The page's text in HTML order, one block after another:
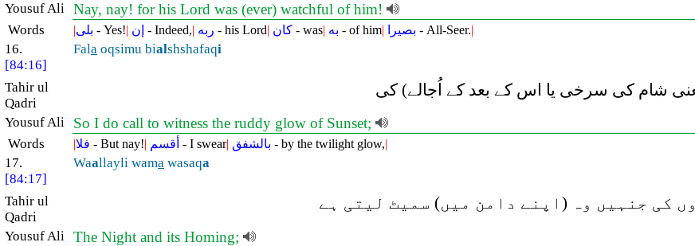
Yousuf Ali Nay, nay! for his Lord was (ever) watchful of him!
Words |بلى - Yes!| إن - Indeed,| ربه - his Lord| كان - was| به - of him| بصيرا - All-Seer.|
16.
[84:16]
Fala oqsimu bialshshafaqi
Tahir ul
Qadri
شام کی سرخی یا اس کے بعد کے اُجالے) کی
Yousuf Ali So I do call to witness the ruddy glow of Sunset;
Words |فلا - But nay!| أقسم - I swear| بالشفق - by the twilight glow,|
17.
[84:17]
Waallayli wama wasaqa
Tahir ul
Qadri
کی جنہیں وہ (اپنے دامن میں) سمیٹ لیتی ہے
Yousuf Ali The Night and its Homing;